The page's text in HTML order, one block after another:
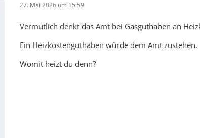
27. Mai 2026 um 15:59
Vermutlich denkt das Amt bei Gasguthaben an
Ein Heizkostenguthaben würde dem Amt zustehen.
Womit heizt du denn?